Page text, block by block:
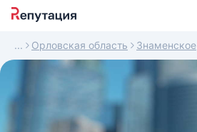
Орловская область Знаменское